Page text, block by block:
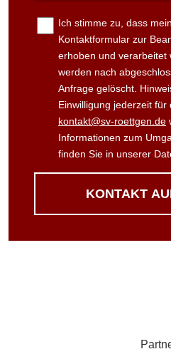
Ich stimme zu, dass
Kontaktformular zur
erhoben und verarbeitet
werden nach
Anfrage gelöscht.
Einwilligung jederzeit
kontakt@sv-roettgen.de
Informationen zum
finden Sie in unserer
KONTAKT